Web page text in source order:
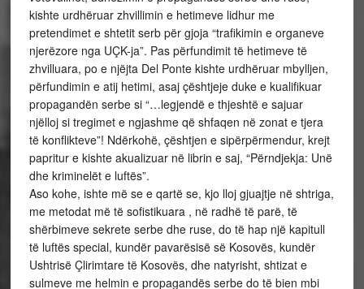
kishte urdhëruar zhvillimin e hetimeve lidhur me
pretendimet e shtetit serb për gjoja “trafikimin e organeve
njerëzore nga UÇK-ja”. Pas përfundimit të hetimeve të
zhvilluara, po e njëjta Del Ponte kishte urdhëruar mbylljen,
përfundimin e atij hetimi, asaj çështjeje duke e kualifikuar
propagandën serbe si “…legjendë e thjeshtë e sajuar
njëlloj si tregimet e ngjashme që shfaqen në zonat e tjera
të konflikteve”! Ndërkohë, çështjen e sipërpërmendur, krejt
papritur e kishte akualizuar në librin e saj, “Përndjekja: Unë
dhe kriminelët e luftës”.
Aso kohe, ishte më se e qartë se, kjo lloj gjuajtje në shtriga,
me metodat më të sofistikuara , në radhë të parë, të
shërbimeve sekrete serbe dhe ruse, do të hap një kapitull
të luftës special, kundër pavarësisë së Kosovës, kundër
Ushtrisë Çlirimtare të Kosovës, dhe natyrisht, shtizat e
sulmeve me helmin e propagandës serbe do të bien mbi